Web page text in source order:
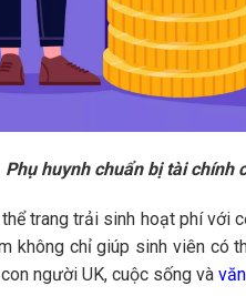
Phụ huynh chuẩn bị tài chính
trang trải sinh hoạt phí
không chỉ giúp sinh viên có
người UK, cuộc sống và